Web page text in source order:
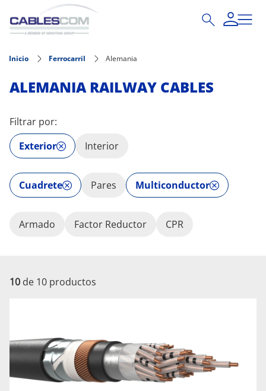
Pasar al contenido principal
Inicio Ferrocarril Alemania
ALEMANIA RAILWAY CABLES
Filtrar por:
Exterior
Interior
Cuadrete Pares Multiconductor
Armado Factor Reductor CPR
10 de 10 productos